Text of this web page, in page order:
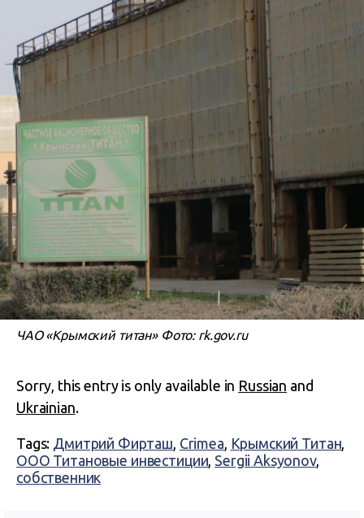
ЧАО «Крымский титан» Фото: rk.gov.ru
Sorry, this entry is only available in Russian and
Ukrainian.
Tags: Дмитрий Фирташ, Crimea, Крымский Титан,
ООО Титановые инвестиции, Sergii Aksyonov,
собственник